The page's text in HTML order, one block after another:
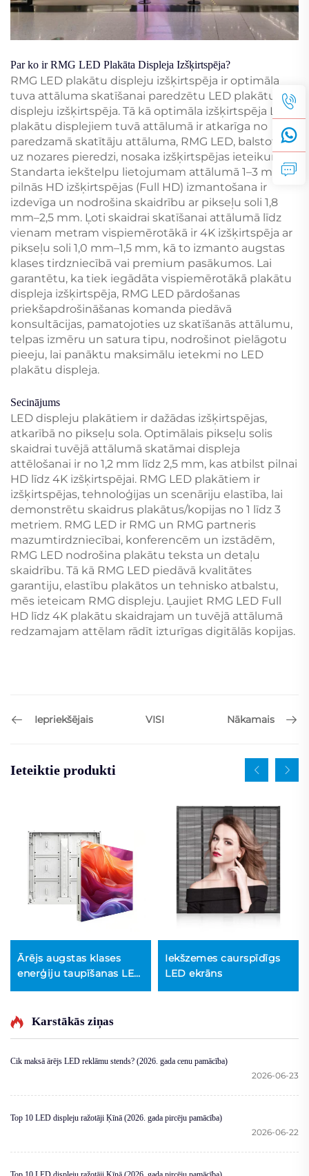
Par ko ir RMG LED Plakāta Displeja Izšķirtspēja?
RMG LED plakātu displeju izšķirtspēja ir optimāla
tuva attāluma skatīšanai paredzētu LED plakātu
displeju izšķirtspēja. Tā kā optimāla izšķirtspēja LED
plakātu displejiem tuvā attālumā ir atkarīga no
paredzamā skatītāju attāluma, RMG LED, balstoties
uz nozares pieredzi, nosaka izšķirtspējas ieteikumus.
Standarta iekštelpu lietojumam attālumā 1–3 metri
pilnās HD izšķirtspējas (Full HD) izmantošana ir
izdevīga un nodrošina skaidrību ar pikseļu soli 1,8
mm–2,5 mm. Ļoti skaidrai skatīšanai attālumā līdz
vienam metram vispiemērotākā ir 4K izšķirtspēja ar
pikseļu soli 1,0 mm–1,5 mm, kā to izmanto augstas
klases tirdzniecībā vai premium pasākumos. Lai
garantētu, ka tiek iegādāta vispiemērotākā plakātu
displeja izšķirtspēja, RMG LED pārdošanas
priekšapdrošināšanas komanda piedāvā
konsultācijas, pamatojoties uz skatīšanās attālumu,
telpas izmēru un satura tipu, nodrošinot pielāgotu
pieeju, lai panāktu maksimālu ietekmi no LED
plakātu displeja.
Secinājums
LED displeju plakātiem ir dažādas izšķirtspējas,
atkarībā no pikseļu sola. Optimālais pikseļu solis
skaidrai tuvējā attālumā skatāmai displeja
attēlošanai ir no 1,2 mm līdz 2,5 mm, kas atbilst pilnai
HD līdz 4K izšķirtspējai. RMG LED plakātiem ir
izšķirtspējas, tehnoloģijas un scenāriju elastība, lai
demonstrētu skaidrus plakātus/kopijas no 1 līdz 3
metriem. RMG LED ir RMG un RMG partneris
mazumtirdzniecībai, konferencēm un izstādēm,
RMG LED nodrošina plakātu teksta un detaļu
skaidrību. Tā kā RMG LED piedāvā kvalitātes
garantiju, elastību plakātos un tehnisko atbalstu,
mēs ieteicam RMG displeju. Ļaujiet RMG LED Full
HD līdz 4K plakātu skaidrajam un tuvējā attālumā
redzamajam attēlam rādīt izturīgas digitālās kopijas.
Iepriekšējais VISI Nākamais
Ieteiktie produkti
Ārējs augstas klases
enerģiju taupīšanas LED
ekrāns
Iekšzemes caurspīdīgs
LED ekrāns
Karstākās ziņas
Cik maksā ārējs LED reklāmu stends? (2026. gada cenu pamācība)
2026-06-23
Top 10 LED displeju ražotāji Ķīnā (2026. gada pircēju pamācība)
2026-06-22